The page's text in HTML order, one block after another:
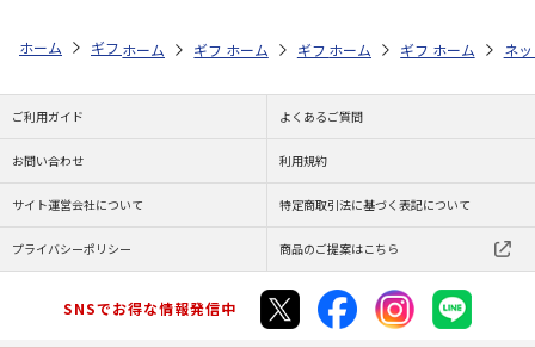
ホーム ギフト通販 内祝い・お返し 法要・香典返し 予算で探す
ホーム ギフト通販 お祝い・贈りもの 献花・お悔や
ホーム ギフト通販 お祝い・贈りもの
ホーム ギフト通販 お
ホーム ネ
ご利用ガイド よくあるご質問
お問い合わせ 利用規約
サイト運営会社について 特定商取引法に基づく表記について
プライバシーポリシー 商品のご提案はこちら
SNSでお得な情報発信中